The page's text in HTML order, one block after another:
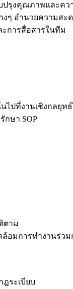
ปรุงคุณภาพและคว
งๆ อำนวยความสะ
การสื่อสารในทีม
ไปที่งานเชิงกลยุท
กษา SOP
ตาม
ล้อมการทำงานร่ว
ระเบียบ